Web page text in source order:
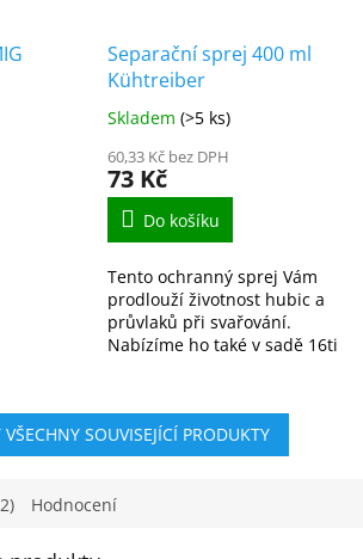
Separační sprej 400 ml
Kühtreiber
Skladem (>5 ks)
60,33 Kč bez DPH
73 Kč
Do košíku
Tento ochranný sprej Vám
prodlouží životnost hubic a
průvlaků při svařování.
Nabízíme ho také v sadě 16ti
SOUVISEJÍCÍ PRODUKTY
Hodnocení